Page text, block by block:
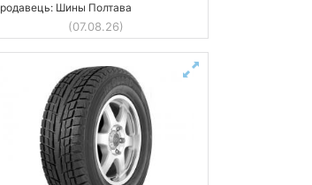
Шины Полтава
(07.08.26)